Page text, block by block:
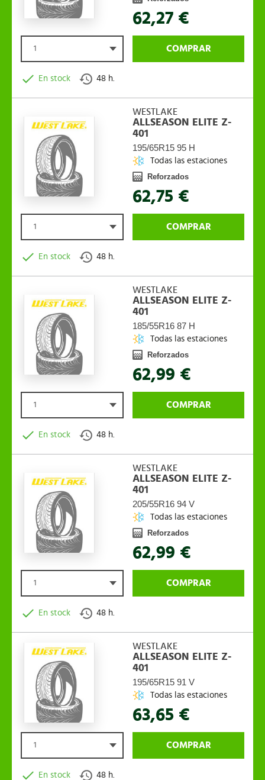
62,27 €
1 COMPRAR
En stock 48 h.
WESTLAKE
ALLSEASON ELITE Z-
401
195/65R15 95 H
Todas las estaciones
Reforzados
62,75 €
1 COMPRAR
En stock 48 h.
WESTLAKE
ALLSEASON ELITE Z-
401
185/55R16 87 H
Todas las estaciones
Reforzados
62,99 €
1 COMPRAR
En stock 48 h.
WESTLAKE
ALLSEASON ELITE Z-
401
205/55R16 94 V
Todas las estaciones
Reforzados
62,99 €
1 COMPRAR
En stock 48 h.
WESTLAKE
ALLSEASON ELITE Z-
401
195/65R15 91 V
Todas las estaciones
63,65 €
1 COMPRAR
En stock 48 h.